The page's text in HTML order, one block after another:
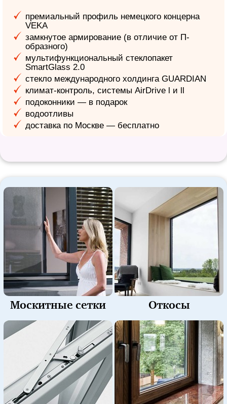
премиальный профиль немецкого концерна
VEKA
замкнутое армирование (в отличие от П-
образного)
мультифункциональный стеклопакет
SmartGlass 2.0
стекло международного холдинга GUARDIAN
климат-контроль, системы AirDrive l и ll
подоконники — в подарок
водоотливы
доставка по Москве — бесплатно
Москитные сетки Откосы